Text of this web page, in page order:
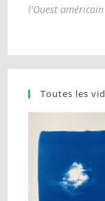
l'Ouest américain
Toutes les